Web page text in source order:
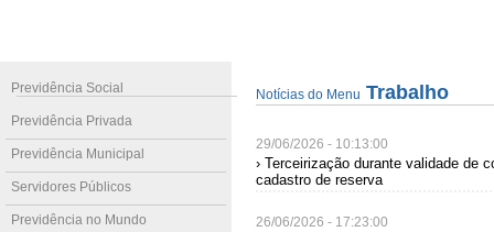
Previdência Social
Previdência Privada
Previdência Municipal
Servidores Públicos
Previdência no Mundo
Notícias do Menu Trabalho
29/06/2026 - 10:13:00
› Terceirização durante validade de
cadastro de reserva
26/06/2026 - 17:23:00